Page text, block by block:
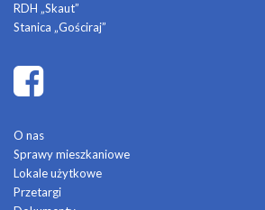
RDH „Skaut”
Stanica „Gościraj”
O nas
Sprawy mieszkaniowe
Lokale użytkowe
Przetargi